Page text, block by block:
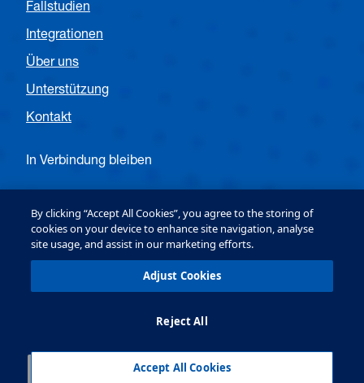
Fallstudien
Integrationen
Über uns
Unterstützung
Kontakt
In Verbindung bleiben
Follow OPTEX EMEA Security
Terms & Conditions
Datenschutz & Cookie-
By clicking “Accept All Cookies”, you agree to the storing of
cookies on your device to enhance site navigation, analyse
site usage, and assist in our marketing efforts.
Adjust Cookies
Reject All
Accept All Cookies